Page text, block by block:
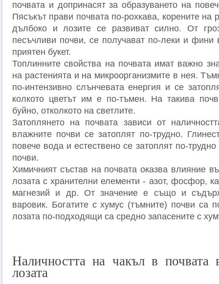
почвата и допринасят за образуването на
Пясъкът прави почвата по-рохкава, корените на
дълбоко и лозите се развиват силно. От
песъчливи почви, се получават по-леки и фини
приятен букет.
Топлинните свойства на почвата имат важно
на растенията и на микроорганизмите в нея.
по-интензивно слънчевата енергия и се
колкото цветът им е по-тъмен. На такива
буйно, отколкото на светлите.
Затоплянето на почвата зависи от
влажните почви се затоплят по-трудно.
повече вода и естествено се затоплят по-
почви.
Химичният състав на почвата оказва влияние
лозата с хранителни елементи - азот, фосфор,
магнезий и др. От значение е също и
варовик. Богатите с хумус (тъмните) почви са
лозата по-подходящи са средно запасените с
Наличността на чакъл в почвата
лозата